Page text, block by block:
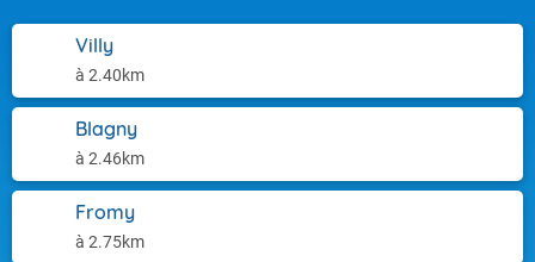
Villy
à 2.40km
Blagny
à 2.46km
Fromy
à 2.75km